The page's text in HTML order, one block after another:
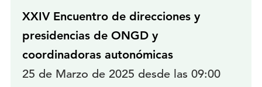
XXIV Encuentro de direcciones y
presidencias de ONGD y
coordinadoras autonómicas
25 de Marzo de 2025 desde las 09:00